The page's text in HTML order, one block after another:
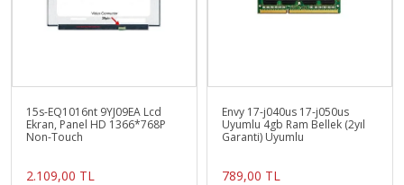
15s-EQ1016nt 9YJ09EA Lcd
Ekran, Panel HD 1366*768P
Non-Touch
2.109,00 TL
Envy 17-j040us 17-j050us
Uyumlu 4gb Ram Bellek (2yıl
Garanti) Uyumlu
789,00 TL